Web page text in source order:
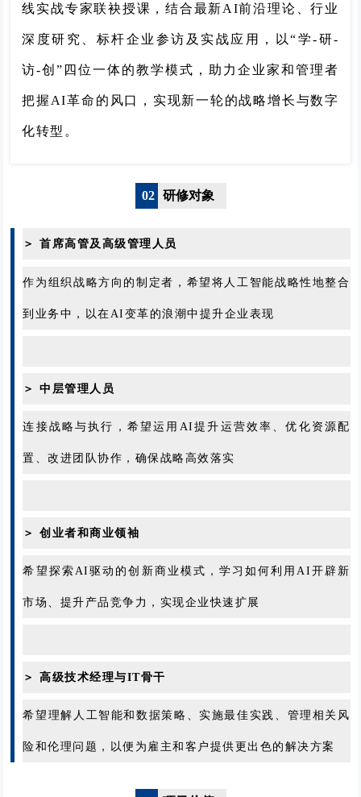
线实战专家联袂授课，结合最新AI前沿理论、行业
深度研究、标杆企业参访及实战应用，以“学-研-
访-创”四位一体的教学模式，助力企业家和管理者
把握AI革命的风口，实现新一轮的战略增长与数字
化转型。
02 研修对象
＞ 首席高管及高级管理人员
作为组织战略方向的制定者，希望将人工智能战略性地整合
到业务中，以在AI变革的浪潮中提升企业表现
＞ 中层管理人员
连接战略与执行，希望运用AI提升运营效率、优化资源配
置、改进团队协作，确保战略高效落实
＞ 创业者和商业领袖
希望探索AI驱动的创新商业模式，学习如何利用AI开辟新
市场、提升产品竞争力，实现企业快速扩展
＞ 高级技术经理与IT骨干
希望理解人工智能和数据策略、实施最佳实践、管理相关风
险和伦理问题，以便为雇主和客户提供更出色的解决方案